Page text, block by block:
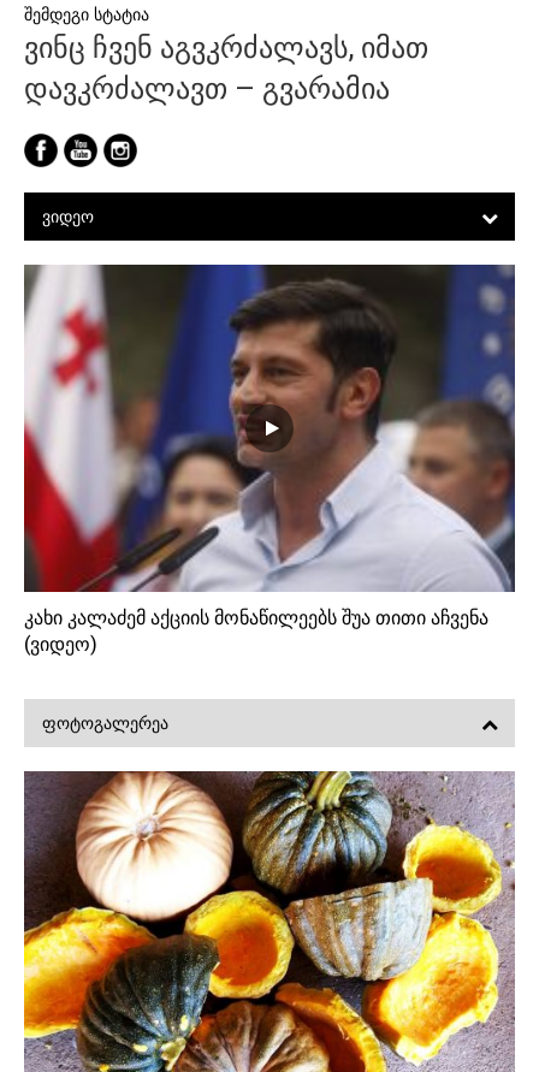
ვინც ჩვენ აგვკრძალავს, იმათ
დავკრძალავთ – გვარამია
ᲕᲘᲓᲔᲝ
კახი კალაძემ აქციის მონაწილეებს შუა თითი აჩვენა
(ვიდეო)
ᲤᲝᲢᲝᲒᲐᲚᲔᲠᲔᲐ